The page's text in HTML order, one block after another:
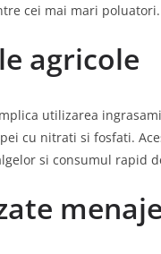
cei mai mari poluatori.
agricole
utilizarea
cu nitrati si fosfati.
si consumul rapid